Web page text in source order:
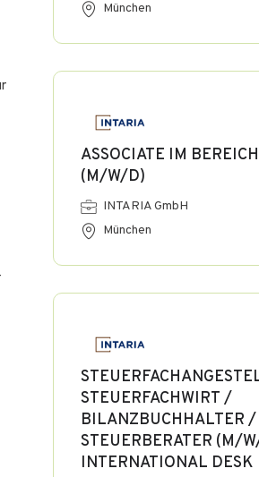
München
ASSOCIATE IM
(M/W/D)
INTARIA GmbH
München
STEUERFACHWIRT /
BILANZBUCHHALTER /
STEUERBERATER (M/
INTERNATIONAL DESK